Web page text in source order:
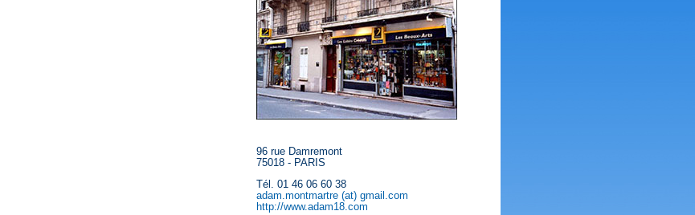
96 rue Damremont
75018 - PARIS
Tél. 01 46 06 60 38
adam.montmartre (at) gmail.com
http://www.adam18.com